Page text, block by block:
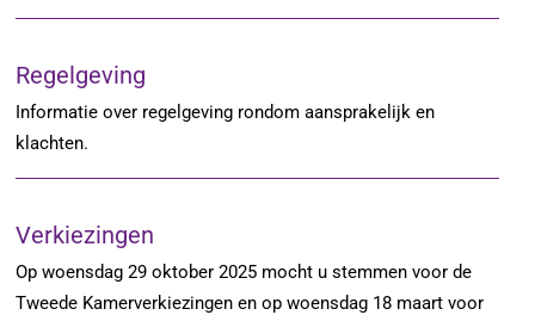
Regelgeving
Informatie over regelgeving rondom aansprakelijk en
klachten.
Verkiezingen
Op woensdag 29 oktober 2025 mocht u stemmen voor de
Tweede Kamerverkiezingen en op woensdag 18 maart voor